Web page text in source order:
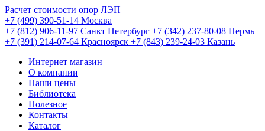
Расчет стоимости опор ЛЭП
+7 (499) 390-51-14 Москва
+7 (812) 906-11-97 Санкт Петербург +7 (342) 237-80-08 Пермь
+7 (391) 214-07-64 Красноярск +7 (843) 239-24-03 Казань
Интернет магазин
О компании
Наши цены
Библиотека
Полезное
Контакты
Каталог